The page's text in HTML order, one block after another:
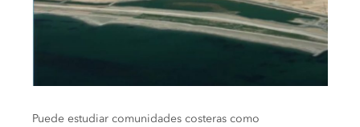
Puede estudiar comunidades costeras como